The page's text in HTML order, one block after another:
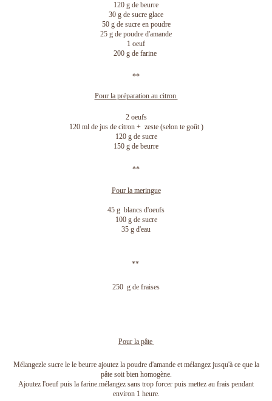
120 g de beurre
30 g de sucre glace
50 g de sucre en poudre
25 g de poudre d'amande
1 oeuf
200 g de farine
**
Pour la préparation au citron
2 oeufs
120 ml de jus de citron + zeste (selon te goût )
120 g de sucre
150 g de beurre
**
Pour la meringue
45 g blancs d'oeufs
100 g de sucre
35 g d'eau
**
250 g de fraises
Pour la pâte
Mélangezle sucre le le beurre ajoutez la poudre d'amande et mélangez jusqu'à ce que la
pâte soit bien homogène.
Ajoutez l'oeuf puis la farine.mélangez sans trop forcer puis mettez au frais pendant
environ 1 heure.